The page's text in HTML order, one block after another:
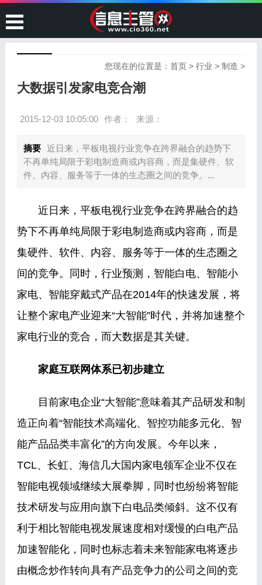
您现在的位置是：首页 >行业 >制造 >
大数据引发家电竞合潮
2015-12-03 10:05:00 作者： 来源：
摘要 近日来，平板电视行业竞争在跨界融合的趋势下
不再单纯局限于彩电制造商或内容商，而是集硬件、软
件、内容、服务等于一体的生态圈之间的竞争。...
近日来，平板电视行业竞争在跨界融合的趋
势下不再单纯局限于彩电制造商或内容商，而是
集硬件、软件、内容、服务等于一体的生态圈之
间的竞争。同时，行业预测，智能白电、智能小
家电、智能穿戴式产品在2014年的快速发展，将
让整个家电产业迎来“大智能”时代，并将加速整个
家电行业的竞合，而大数据是其关键。
家庭互联网体系已初步建立
目前家电企业“大智能”意味着其产品研发和制
造正向着“智能技术高端化、智控功能多元化、智
能产品品类丰富化”的方向发展。今年以来，
TCL、长虹、海信几大国内家电领军企业不仅在
智能电视领域继续大展拳脚，同时也纷纷将智能
技术研发与应用向旗下白电品类倾斜。这不仅有
利于相比智能电视发展速度相对缓慢的白电产品
加速智能化，同时也标志着未来智能家电将逐步
由概念炒作转向具有产品竞争力的公司之间的竞